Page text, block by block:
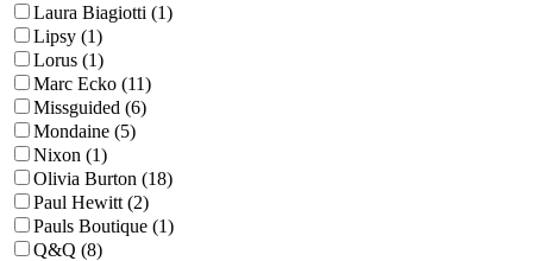
Laura Biagiotti (1)
Lipsy (1)
Lorus (1)
Marc Ecko (11)
Missguided (6)
Mondaine (5)
Nixon (1)
Olivia Burton (18)
Paul Hewitt (2)
Pauls Boutique (1)
Q&Q (8)